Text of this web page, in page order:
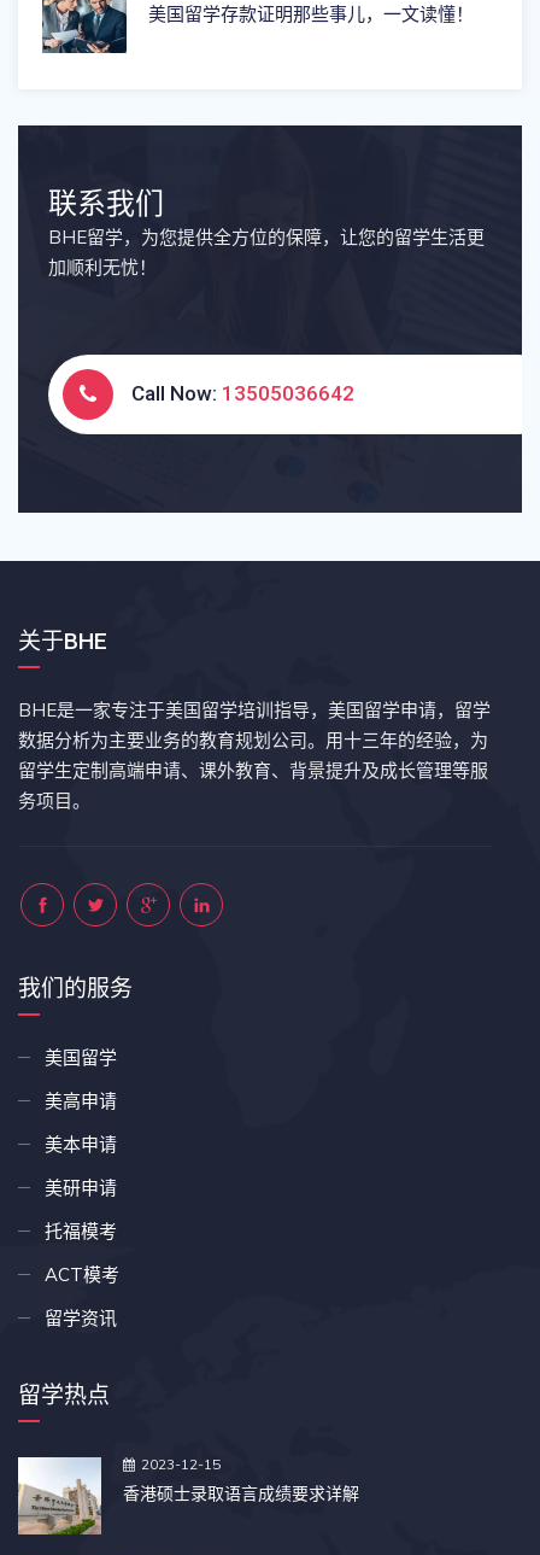
美国留学存款证明那些事儿，一文读懂！
联系我们
BHE留学，为您提供全方位的保障，让您的留学生活更
加顺利无忧！
Call Now: 13505036642
关于BHE
BHE是一家专注于美国留学培训指导，美国留学申请，留学
数据分析为主要业务的教育规划公司。用十三年的经验，为
留学生定制高端申请、课外教育、背景提升及成长管理等服
务项目。
我们的服务
美国留学
美高申请
美本申请
美研申请
托福模考
ACT模考
留学资讯
留学热点
2023-12-15
香港硕士录取语言成绩要求详解